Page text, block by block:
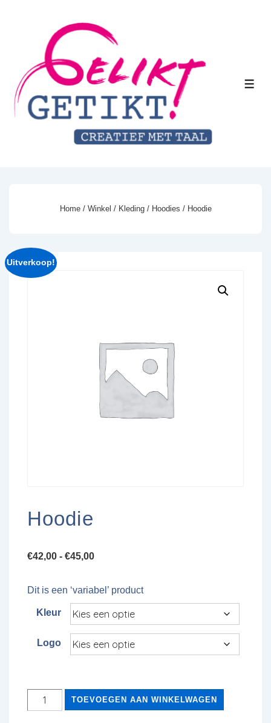
hoofdinhoud
Home/ Winkel / Kleding/ Hoodies / Hoodie
Uitverkoop!
Hoodie
€42,00 - €45,00Prijsklasse:
tot
€45,00
Dit is een ‘variabel’ product
Kleur
Logo
Hoodie
aantal
TOEVOEGEN AAN WINKELWAGEN